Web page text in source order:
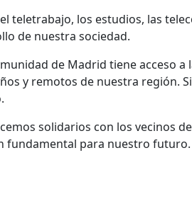
teletrabajo, los estudios, las
de nuestra sociedad.
de Madrid tiene acceso a
y remotos de nuestra región.
solidarios con los vecinos
fundamental para nuestro futuro.